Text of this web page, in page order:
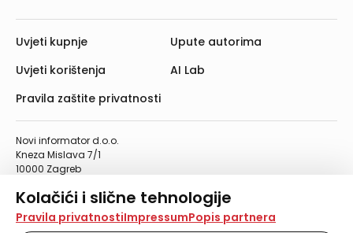
Kolačići i slične tehnologije
Na našoj web stranici koristimo kolačiće i slične
Pravila privatnostiImpressumPopis partnera
Novi informator d.o.o.
Kneza Mislava 7/1
10000 Zagreb
Telefaks: 01/4612-553
info@informator.hr
Uvjeti kupnje
Uvjeti korištenja
Pravila zaštite privatnosti
Upute autorima
AI Lab